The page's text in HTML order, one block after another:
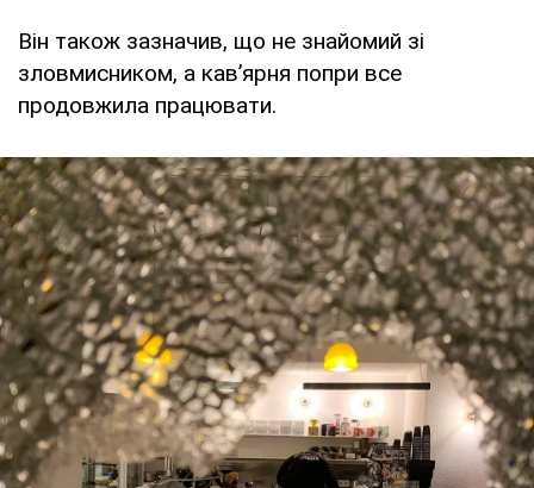
Він також зазначив, що не знайомий зі
зловмисником, а кавʼярня попри все
продовжила працювати.